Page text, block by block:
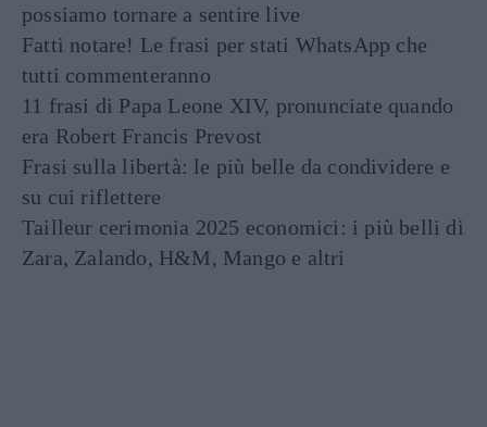
possiamo tornare a sentire live
Fatti notare! Le frasi per stati WhatsApp che
tutti commenteranno
11 frasi di Papa Leone XIV, pronunciate quando
era Robert Francis Prevost
Frasi sulla libertà: le più belle da condividere e
su cui riflettere
Tailleur cerimonia 2025 economici: i più belli di
Zara, Zalando, H&M, Mango e altri